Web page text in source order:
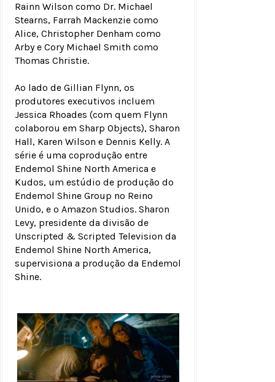
Rainn Wilson como Dr. Michael
Stearns, Farrah Mackenzie como
Alice, Christopher Denham como
Arby e Cory Michael Smith como
Thomas Christie.
Ao lado de Gillian Flynn, os
produtores executivos incluem
Jessica Rhoades (com quem Flynn
colaborou em Sharp Objects), Sharon
Hall, Karen Wilson e Dennis Kelly. A
série é uma coprodução entre
Endemol Shine North America e
Kudos, um estúdio de produção do
Endemol Shine Group no Reino
Unido, e o Amazon Studios. Sharon
Levy, presidente da divisão de
Unscripted & Scripted Television da
Endemol Shine North America,
supervisiona a produção da Endemol
Shine.